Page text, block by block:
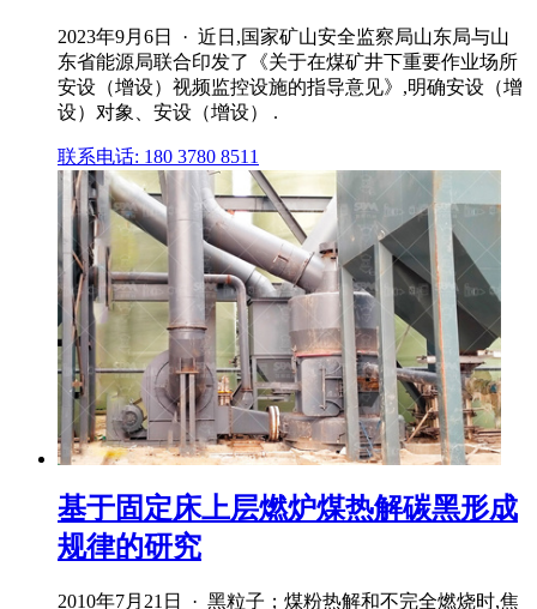
2023年9月6日 · 近日,国家矿山安全监察局山东局与山
东省能源局联合印发了《关于在煤矿井下重要作业场所
安设（增设）视频监控设施的指导意见》,明确安设（增
设）对象、安设（增设） .
联系电话: 180 3780 8511
基于固定床上层燃炉煤热解碳黑形成
规律的研究
2010年7月21日 · 黑粒子；煤粉热解和不完全燃烧时,焦